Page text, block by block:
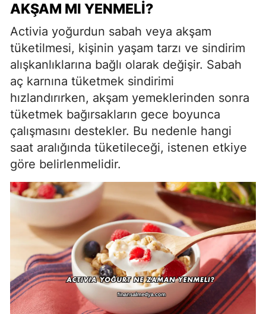
AKŞAM MI YENMELI?
Activia yoğurdun sabah veya akşam
tüketilmesi, kişinin yaşam tarzı ve sindirim
alışkanlıklarına bağlı olarak değişir. Sabah
aç karnına tüketmek sindirimi
hızlandırırken, akşam yemeklerinden sonra
tüketmek bağırsakların gece boyunca
çalışmasını destekler. Bu nedenle hangi
saat aralığında tüketileceği, istenen etkiye
göre belirlenmelidir.